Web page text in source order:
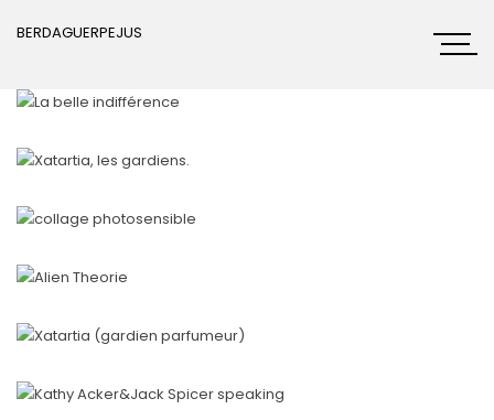
BERDAGUERPEJUS